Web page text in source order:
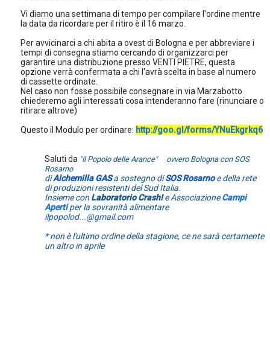
Vi diamo una settimana di tempo per compilare l'ordine mentre
la data da ricordare per il ritiro è il 16 marzo.
Per avvicinarci a chi abita a ovest di Bologna e per abbreviare i
tempi di consegna stiamo cercando di organizzarci per
garantire una distribuzione presso VENTI PIETRE, questa
opzione verrà confermata a chi l'avrà scelta in base al numero
di cassette ordinate.
Nel caso non fosse possibile consegnare in via Marzabotto
chiederemo agli interessati cosa intenderanno fare (rinunciare o
ritirare altrove)
Questo il Modulo per ordinare: http://goo.gl/forms/YNuEkgrkq6
Saluti da "Il Popolo delle Arance" ovvero Bologna con SOS
Rosarno
diAlchemilla GASa sostegno diSOS Rosarno e della rete
di produzioni resistenti del Sud Italia.
Insieme con Laboratorio Crash!e AssociazioneCampi
Apertiper la sovranità alimentare
ilpopolod...@gmail.com
* non è l'ultimo ordine della stagione, ce ne sarà certamente
un altro in aprile